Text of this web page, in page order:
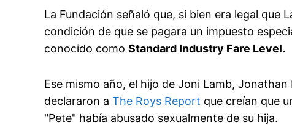
La Fundación señaló que, si bien era legal que
condición de que se pagara un impuesto
conocido como Standard Industry Fare Level.
Ese mismo año, el hijo de Joni Lamb, Jonathan
declararon a The Roys Report que creían que
"Pete" había abusado sexualmente de su hija.